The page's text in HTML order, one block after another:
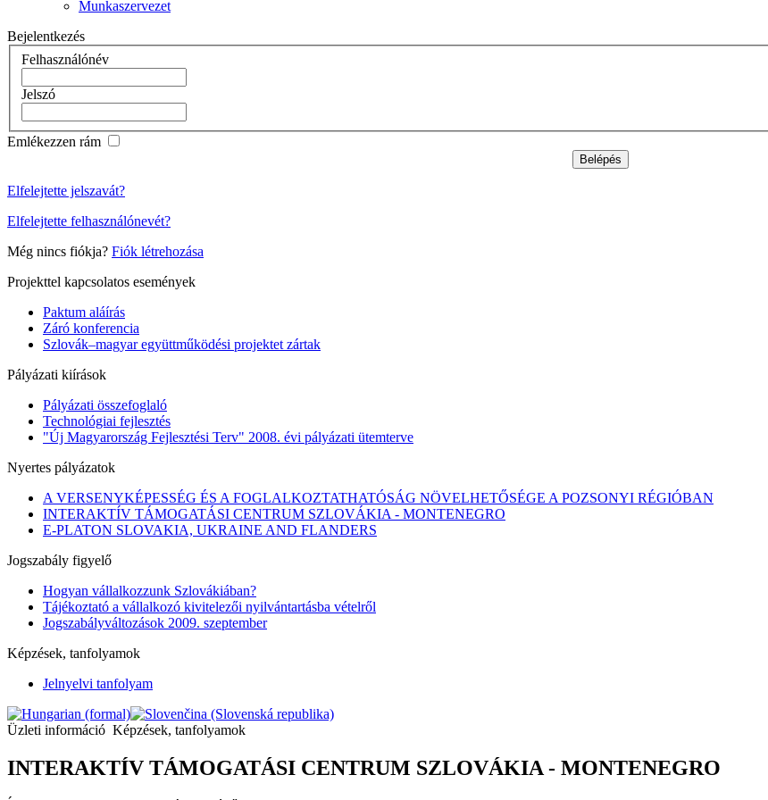
Munkaszervezet
Bejelentkezés
Felhasználónév
Jelszó
Emlékezzen rám
Elfelejtette jelszavát?
Elfelejtette felhasználónevét?
Még nincs fiókja? Fiók létrehozása
Projekttel kapcsolatos események
Paktum aláírás
Záró konferencia
Szlovák–magyar együttműködési projektet zártak
Pályázati kiírások
Pályázati összefoglaló
Technológiai fejlesztés
"Új Magyarország Fejlesztési Terv" 2008. évi pályázati ütemterve
Nyertes pályázatok
A VERSENYKÉPESSÉG ÉS A FOGLALKOZTATHATÓSÁG NÖVELHETŐSÉGE A POZSONYI RÉGIÓBAN
INTERAKTÍV TÁMOGATÁSI CENTRUM SZLOVÁKIA - MONTENEGRO
E-PLATON SLOVAKIA, UKRAINE AND FLANDERS
Jogszabály figyelő
Hogyan vállalkozzunk Szlovákiában?
Tájékoztató a vállalkozó kivitelezői nyilvántartásba vételről
Jogszabályváltozások 2009. szeptember
Képzések, tanfolyamok
Jelnyelvi tanfolyam
Üzleti információ Képzések, tanfolyamok
INTERAKTÍV TÁMOGATÁSI CENTRUM SZLOVÁKIA - MONTENEGRO